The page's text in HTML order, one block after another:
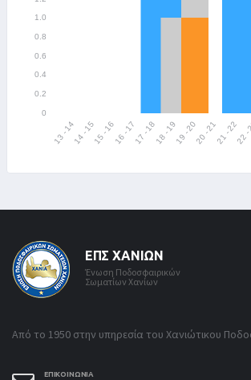
ΕΠΣ ΧΑΝΊΩΝ
Ένωση Ποδοσφαιρικών
Σωματίων Χανίων
Από το 1950 στην υπηρεσία του Χανιώτικου
ΕΠΙΚΟΙΝΩΝΊΑ